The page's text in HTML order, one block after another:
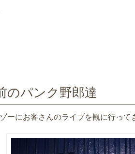
のパンク野郎達
ーにお客さんのライブを観に行って